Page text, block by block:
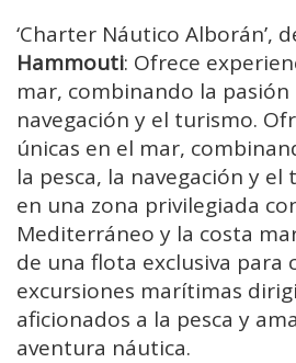
‘Charter Náutico Alborán’,
Hammouti: Ofrece
mar, combinando la pasión
navegación y el turismo.
únicas en el mar,
la pesca, la navegación y
en una zona privilegiada
Mediterráneo y la costa
de una flota exclusiva para
excursiones marítimas
aficionados a la pesca y
aventura náutica.